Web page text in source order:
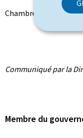
Chambre des députés
Communiqué par la
Membre du